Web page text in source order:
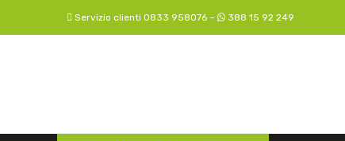
Servizio clienti 0833 958076 – 388 15 92 249